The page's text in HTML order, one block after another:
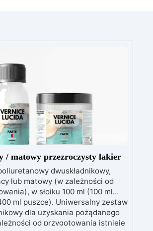
/ matowy przezroczysty lakier
dwuskładnikowy,
lub matowy (w zależności od
w słoiku 100 ml (100 ml
ml puszce). Uniwersalny zestaw
dla uzyskania pożądanego
od przygotowania istnieje